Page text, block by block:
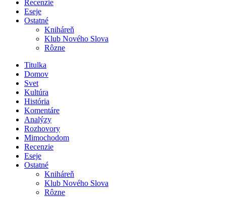
Recenzie
Eseje
Ostatné
Kniháreň
Klub Nového Slova
Rôzne
Titulka
Domov
Svet
Kultúra
História
Komentáre
Analýzy
Rozhovory
Mimochodom
Recenzie
Eseje
Ostatné
Kniháreň
Klub Nového Slova
Rôzne